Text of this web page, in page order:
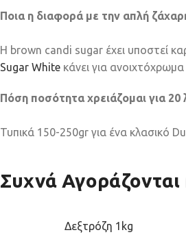
Ποια η διαφορά με την απλή
Η brown candi sugar έχει υποστεί
Sugar White κάνει για
Πόση ποσότητα χρειάζομαι για 20
Τυπικά 150-250gr για ένα κλασικό
Συχνά Αγοράζονται
Δεξτρόζη 1kg